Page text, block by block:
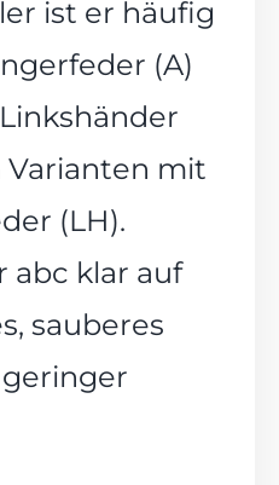
ist er häufig
(A)
Varianten mit
(LH).
abc klar auf
sauberes